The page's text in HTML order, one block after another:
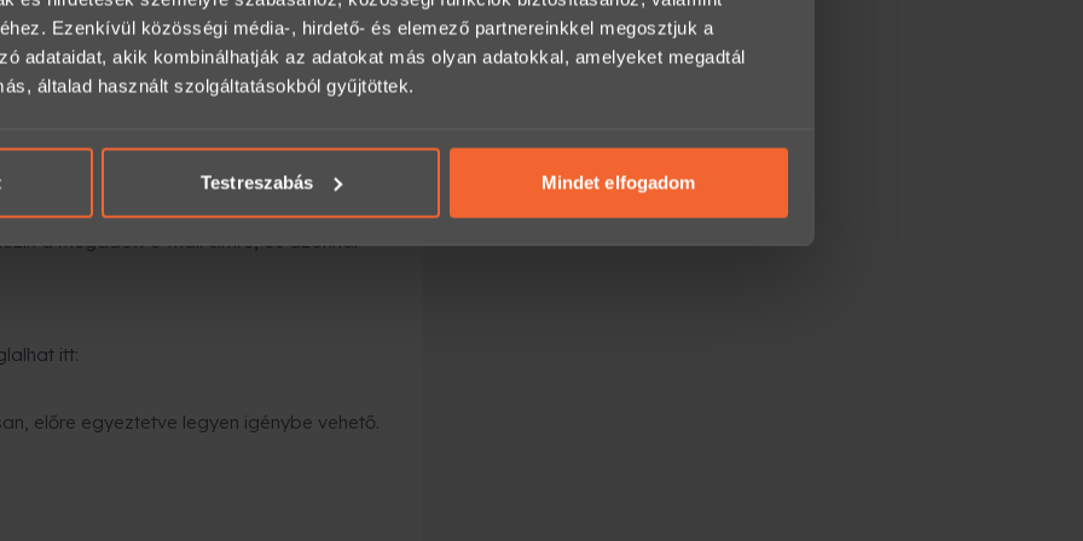
Ezenkívül közösségi média-, hirdető- és elemező partnereinkkel megosztjuk a
adataidat, akik kombinálhatják az adatokat más olyan adatokkal, amelyeket megadtál
általad használt szolgáltatásokból gyűjtöttek.
Testreszabás Mindet elfogadom
díszdoboz, boríték, személyes átadás
kiszállítják, vagy átveheted
megoldás:
a megadott e-mail címre, és azonnal
itt:
előre egyeztetve legyen igénybe vehető.